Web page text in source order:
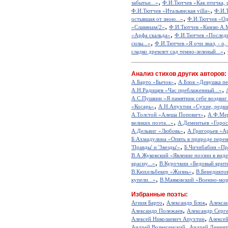
забытьи...», Ф.И.Тютчев «Как птичка,
Ф.И.Тютчев «Итальянская villa»,
остывшая от зною...», Ф.И.Тютчев
«Славянам/2», Ф.И.Тютчев «Князю
«Арфа скальда», Ф.И.Тютчев
силы...», Ф.И.Тютчев «Я очи знал, - о,
сладко дремлет сад темно-зеленый...»,
Анализ стихов других авторов:
А.Барто «Бычок», А.Блок «Девушка
А.Н.Радищев «Час преблаженный...»,
А.С.Пушкин «Я памятник себе
«Косарь», А.Н.Апухтин «Сухие,
А.Толстой «Алеша Попович»,
великих поэта...», А.Дементьев
А.Дельвиг «Любовь», А.Григорьев
Б.Ахмадулина «Опять в природе
'Правды' и 'Звезды'», Б.Чичибабин
В.А.Жуковский «Явление поэзии в
красну...», В.Курочкин «Бедовый
В.Кюхельбекер «Жизнь»,
купели...», В.Маяковский «Военно-
Избранные поэты:
Агния Барто, Александр Блок,
Александр Полежаев, Александр
Алексей Николаевич Апухтин,